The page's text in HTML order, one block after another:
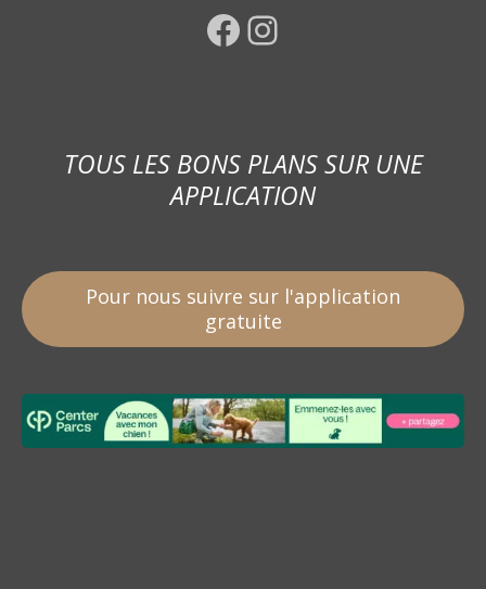
Facebook Instagram
TOUS LES BONS PLANS SUR UNE
APPLICATION
Pour nous suivre sur l'application
gratuite